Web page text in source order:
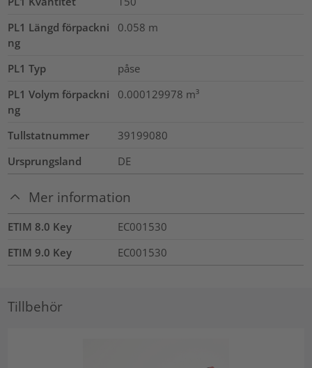
PL1 Längd förpackni
ng
0.058 m
PL1 Typ
påse
PL1 Volym förpackni
ng
0.000129978 m³
Tullstatnummer
39199080
Ursprungsland
DE
Mer information
ETIM 8.0 Key
EC001530
ETIM 9.0 Key
EC001530
Tillbehör